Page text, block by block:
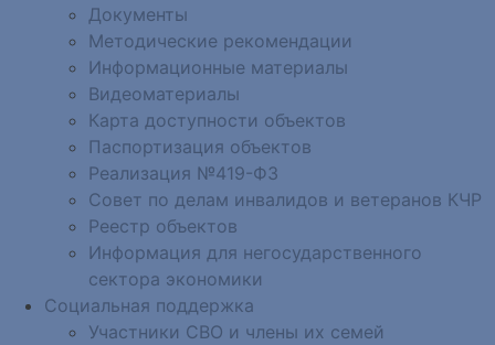
Документы
Методические рекомендации
Информационные материалы
Видеоматериалы
Карта доступности объектов
Паспортизация объектов
Реализация №419-ФЗ
Совет по делам инвалидов и ветеранов КЧР
Реестр объектов
Информация для негосударственного
сектора экономики
Социальная поддержка
Участники СВО и члены их семей